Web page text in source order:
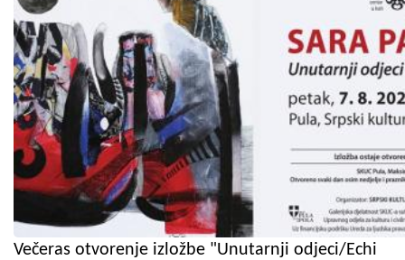
Večeras otvorenje izložbe "Unutarnji odjeci/Echi